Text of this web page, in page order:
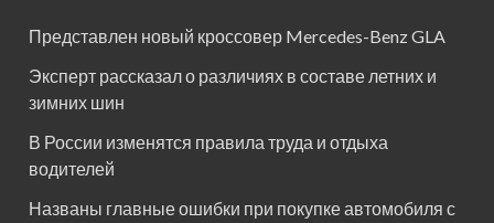
Представлен новый кроссовер Mercedes-Benz GLA
Эксперт рассказал о различиях в составе летних и
зимних шин
В России изменятся правила труда и отдыха
водителей
Названы главные ошибки при покупке автомобиля с